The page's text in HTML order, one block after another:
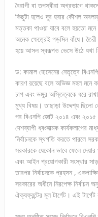
বৈরাগী বা তপস্বীরা অগ্রভাগে
কিছুটা হলেও দূর হবার কৌশল
মত্তকা পাওয়া যাবে বলে হয়তো
অনেক ক্ষেত্রেই গড়মিল বাঁধে।
হয়ে আসল স্বরূপও ভেসে উঠে যথা
ড: কামাল হোসেনের নেতৃত্বে
কারণ রয়েছে বলে অভিজ্ঞ মহল মনে
চাপ এবং ভঙ্গুর অস্তিত্বকে ধরে
মুখ্য বিষয়। তাছাড়া উদ্দেশ্য ছিলো
পর বিএনপি জোট ২০১৪ এবং ২০১৫
দেশব্যাপী ধ্বংসাত্মক কার্যকলাপের
নির্বাচনকে স্থগতি করতে পারলে
সরকারকে যেকোন ভাবে ফেলে
এবং আইন প্রয়োগকারী সংস্থার
তারপর নির্বাচনকে প্রহসন ,
সরকারের অধীনে নিরপেক্ষ নির্বাচন
ঐক্যফ্রন্টের মূল টার্গেট। এই